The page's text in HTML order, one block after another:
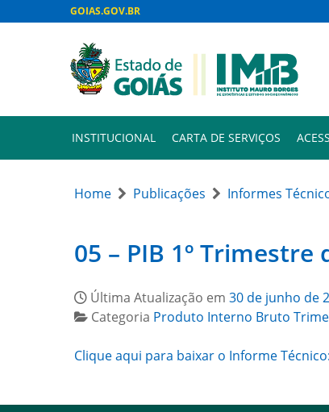
GOIAS.GOV.BR
INSTITUCIONAL CARTA DE SERVIÇOS
Home Publicações Informes
05 – PIB 1º Trimestre
Última Atualização em 30 de junho de
Categoria Produto Interno Bruto
Clique aqui para baixar o Informe